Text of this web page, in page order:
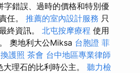
字錯誤、過時的價格和特別優
任。 推薦的室內設計服務 只
終資訊。 北屯按摩療程 使用
奧地利大公Miksa 台胞證 菲
換護照 茶會 台中地區專業律師
理石的比利時公主。 聽力檢